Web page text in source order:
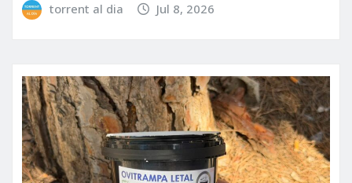
torrent al dia Jul 8, 2026